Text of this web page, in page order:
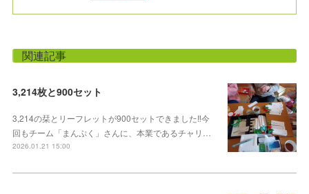
関連記事
3,214枚と900セット
3,214の栞とリーフレットが900セットできました‼️今
回もチーム「まんぷく」さんに、本業であるチャリ…
2026.01.21 15:00